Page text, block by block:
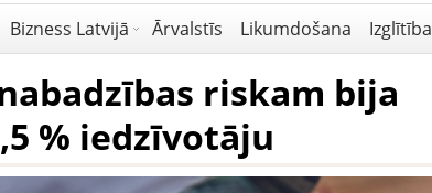
Bizness Latvijā Ārvalstīs Likumdošana Izglītība
riskam bija
% iedzīvotāju